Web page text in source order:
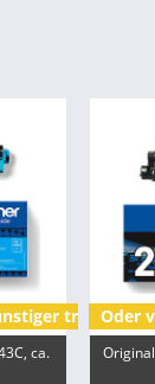
trotz 2,3x
ca.
Oder